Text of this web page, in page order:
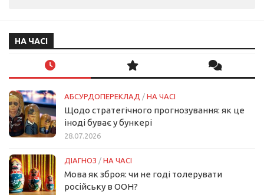
НА ЧАСІ
АБСУРДОПЕРЕКЛАД / НА ЧАСІ
Щодо стратегічного прогнозування: як це
іноді буває у бункері
28.07.2026
ДІАГНОЗ / НА ЧАСІ
Мова як зброя: чи не годі толерувати
російську в ООН?